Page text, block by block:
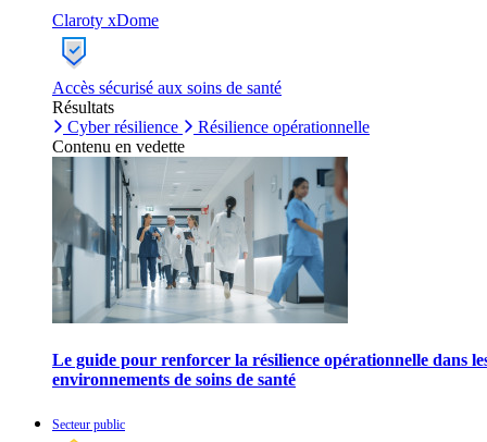
Claroty xDome
Accès sécurisé aux soins de santé
Résultats
Cyber résilience
Résilience opérationnelle
Contenu en vedette
Le guide pour renforcer la résilience opérationnelle dans
environnements de soins de santé
Secteur public